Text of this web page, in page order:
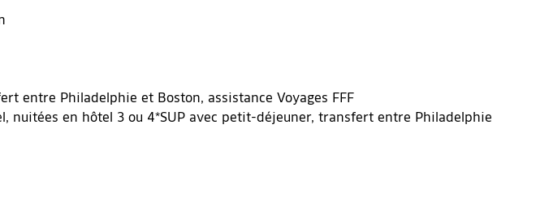
entre Philadelphie et Boston, assistance Voyages FFF
en hôtel 3 ou 4*SUP avec petit-déjeuner, transfert entre Philadelphie